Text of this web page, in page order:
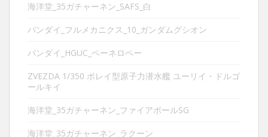
海洋堂_35ガチャーネン_SAFS_白
バンダイ_フルメカニクス_10_ガンダムグシオン
バンダイ_HGUC_ペーネロペー
ZVEZDA 1/350 ボレイ型原子力潜水艦 ユーリイ・ドルゴ
ールキイ
海洋堂_35ガチャーネン_ファイアボールSG
海洋堂_35ガチャーネン_ラクーン